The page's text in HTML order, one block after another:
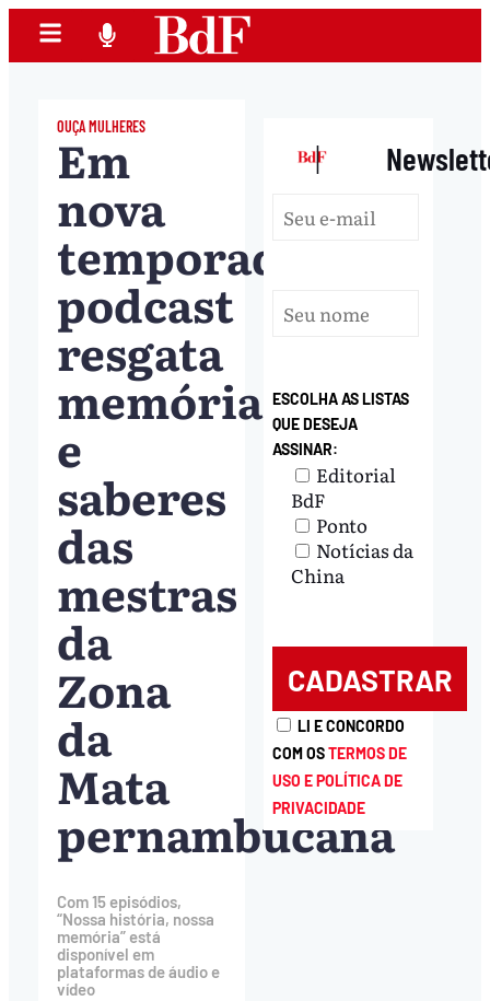
OUÇA MULHERES
Em
nova
temporada,
podcast
resgata
memórias
e
saberes
das
mestras
da
Zona
da
Mata
pernambucana
Com 15 episódios,
“Nossa história, nossa
memória” está
disponível em
plataformas de áudio e
vídeo
|
ESCOLHA AS LISTAS
QUE DESEJA
ASSINAR:
Editorial
BdF
Ponto
Notícias da
China
LI E CONCORDO
COM OSTERMOS DE
USO E POLÍTICA DE
PRIVACIDADE